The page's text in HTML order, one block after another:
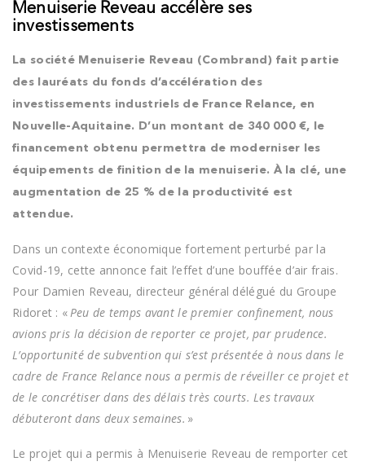
Menuiserie Reveau accélère ses
investissements
La société Menuiserie Reveau (Combrand) fait partie
des lauréats du fonds d’accélération des
investissements industriels de France Relance, en
Nouvelle-Aquitaine. D’un montant de 340 000 €, le
financement obtenu permettra de moderniser les
équipements de finition de la menuiserie. À la clé, une
augmentation de 25 % de la productivité est
attendue.
Dans un contexte économique fortement perturbé par la
Covid-19, cette annonce fait l’effet d’une bouffée d’air frais.
Pour Damien Reveau, directeur général délégué du Groupe
Ridoret : «Peu de temps avant le premier confinement, nous
avions pris la décision de reporter ce projet, par prudence.
L’opportunité de subvention qui s’est présentée à nous dans le
cadre de France Relance nous a permis de réveiller ce projet et
de le concrétiser dans des délais très courts. Les travaux
débuteront dans deux semaines. »
Le projet qui a permis à Menuiserie Reveau de remporter cet